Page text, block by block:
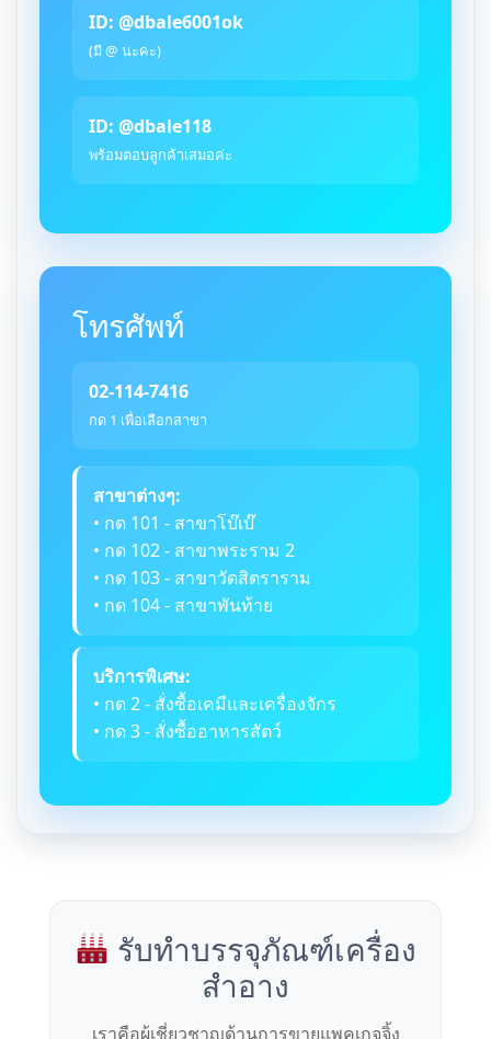
ID: @dbale6001ok
(มี @ นะคะ)
ID: @dbale118
พร้อมตอบลูกค้าเสมอค่ะ
โทรศัพท์
02-114-7416
กด 1 เพื่อเลือกสาขา
สาขาต่างๆ:
• กด 101 - สาขาโบ๊เบ๊
• กด 102 - สาขาพระราม 2
• กด 103 - สาขาวัดสิตราราม
• กด 104 - สาขาพันท้าย
บริการพิเศษ:
• กด 2 - สั่งซื้อเคมีและเครื่องจักร
• กด 3 - สั่งซื้ออาหารสัตว์
รับทำบรรจุภัณฑ์เครื่อง
สำอาง
เราคือผู้เชี่ยวชาญด้านการขายแพคเกจจิ้ง